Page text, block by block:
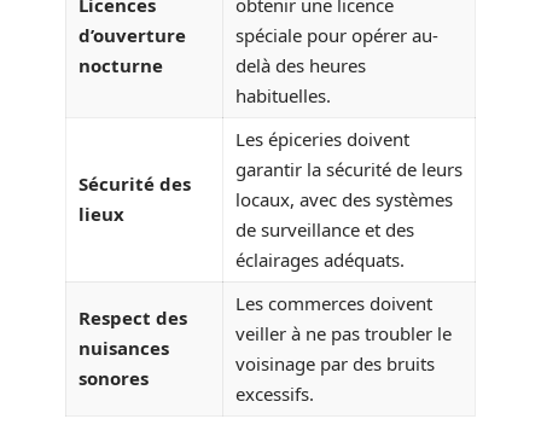
d’ouverture
nocturne
spéciale pour opérer au-
delà des heures
habituelles.
Sécurité des
lieux
Les épiceries doivent
garantir la sécurité de leurs
locaux, avec des systèmes
de surveillance et des
éclairages adéquats.
Respect des
nuisances
sonores
Les commerces doivent
veiller à ne pas troubler le
voisinage par des bruits
excessifs.